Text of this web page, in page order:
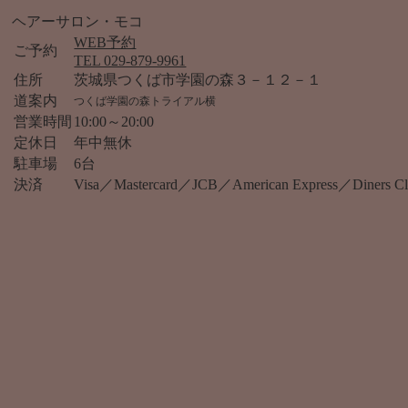
ヘアーサロン・モコ
ご予約
WEB予約
TEL 029-879-9961
住所
茨城県つくば市学園の森３－１２－１
道案内
つくば学園の森トライアル横
営業時間 10:00～20:00
定休日
年中無休
駐車場
6台
決済
Visa／Mastercard／JCB／American Express／Diners